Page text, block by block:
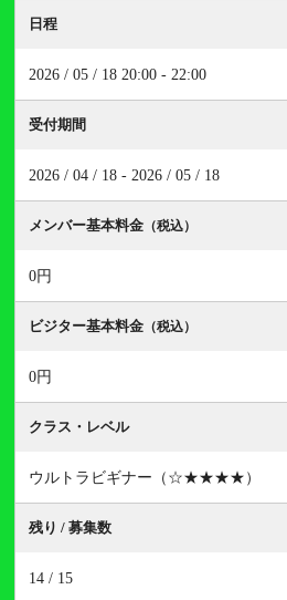
日程
2026 / 05 / 18 20:00 - 22:00
受付期間
2026 / 04 / 18 - 2026 / 05 / 18
メンバー基本料金 （税込）
0円
ビジター基本料金 （税込）
0円
クラス・レベル
ウルトラビギナー（☆★★★★）
残り / 募集数
14 / 15